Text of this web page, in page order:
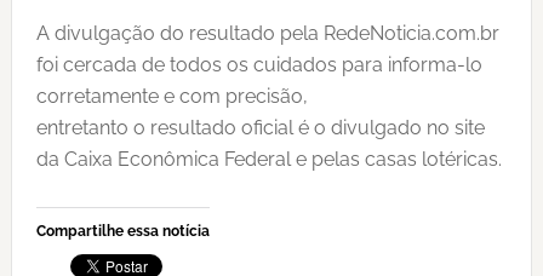
A divulgação do resultado pela RedeNoticia.com.br
foi cercada de todos os cuidados para informa-lo
corretamente e com precisão,
entretanto o resultado oficial é o divulgado no site
da Caixa Econômica Federal e pelas casas lotéricas.
Compartilhe essa notícia